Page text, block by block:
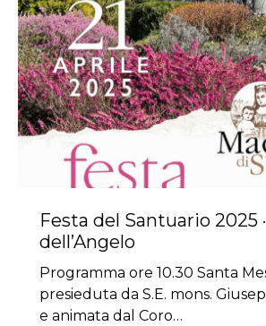
Festa del Santuario 2025
dell’Angelo
Programma ore 10.30 Santa
presieduta da S.E. mons.
e animata dal Coro…